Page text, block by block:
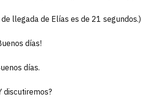
llegada de Elías es de 21 segundos.)
días!
días.
discutiremos?